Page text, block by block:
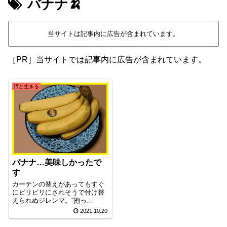
バナナ🍌
当サイトは記事内に広告が含まれています。
［PR］当サイトでは記事内に広告が含まれています。
猫と生きる
バナナ…美味しかったで
す
カーテンの替えがあってもすぐ
にビリビリにされそうで付け替
えられぬジレンマ。“抱っ
こ”と“高い高い”の刑に処すわ。
2021.10.20